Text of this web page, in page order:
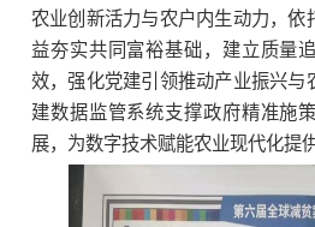
农业创新活力与农户内生动力，依
益夯实共同富裕基础，建立质量
效，强化党建引领推动产业振兴与
建数据监管系统支撑政府精准施
展，为数字技术赋能农业现代化提